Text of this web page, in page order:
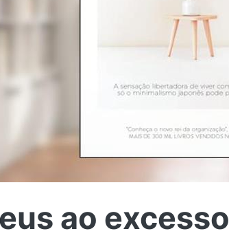
ao excesso